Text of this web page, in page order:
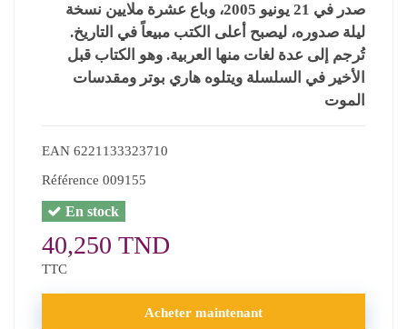
صدر في 21 يونيو 2005، وباع عشرة ملايين نسخة
ليلة صدوره، ليصبح أعلى الكتب مبيعاً في التاريخ.
تُرجم إلى عدة لغات منها العربية. وهو الكتاب قبل
الأخير في السلسلة ويتلوه هاري بوتر ومقدسات
الموت
EAN 6221133323710
Référence 009155
En stock
40,250 TND
TTC
Acheter maintenant